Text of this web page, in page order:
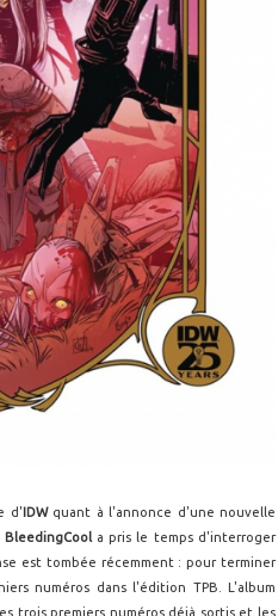
d'IDWquant à l'annonce d'une nouvelle
BleedingCoola pris le temps d'interroger
est tombée récemment : pour terminer
numéros dans l'édition TPB. L'album
trois premiers numéros déjà sortis et les